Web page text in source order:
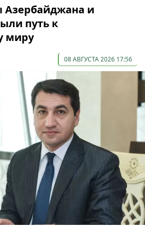
Азербайджана и
путь к
миру
08 АВГУСТА 2026 17:56